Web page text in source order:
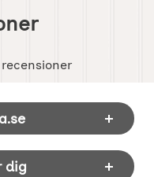
länkar
dig